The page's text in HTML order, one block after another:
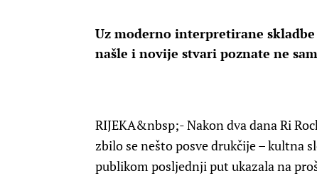
Uz moderno interpretirane
našle i novije stvari poznate ne
RIJEKA&nbsp;- Nakon dva dana Ri
zbilo se nešto posve drukčije – kultna
publikom posljednji put ukazala na